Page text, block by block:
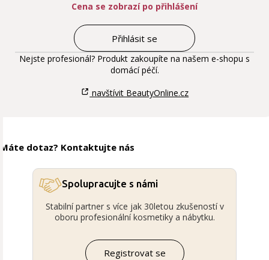
Cena se zobrazí po přihlášení
Přihlásit se
Nejste profesionál? Produkt zakoupíte na našem e-shopu s
domácí péčí.
navštívit BeautyOnline.cz
Máte dotaz? Kontaktujte nás
Spolupracujte s námi
Stabilní partner s více jak 30letou zkušeností v
oboru profesionální kosmetiky a nábytku.
Registrovat se